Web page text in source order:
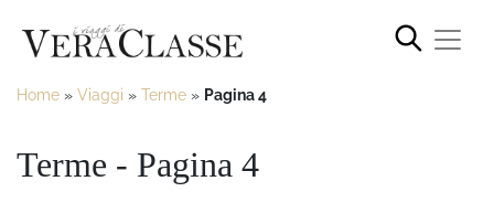
Home » Viaggi » Terme » Pagina 4
Terme - Pagina 4